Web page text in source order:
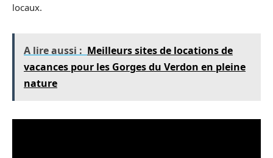
locaux.
A lire aussi : Meilleurs sites de locations de
vacances pour les Gorges du Verdon en pleine
nature